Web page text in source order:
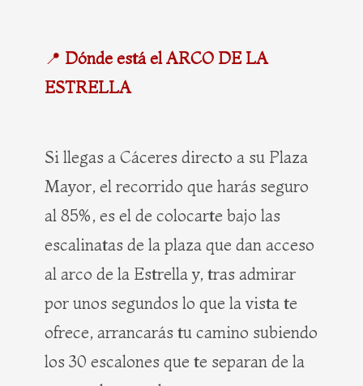
📍 Dónde está el ARCO DE LA
ESTRELLA
Si llegas a Cáceres directo a su Plaza
Mayor, el recorrido que harás seguro
al 85%, es el de colocarte bajo las
escalinatas de la plaza que dan acceso
al arco de la Estrella y, tras admirar
por unos segundos lo que la vista te
ofrece, arrancarás tu camino subiendo
los 30 escalones que te separan de la